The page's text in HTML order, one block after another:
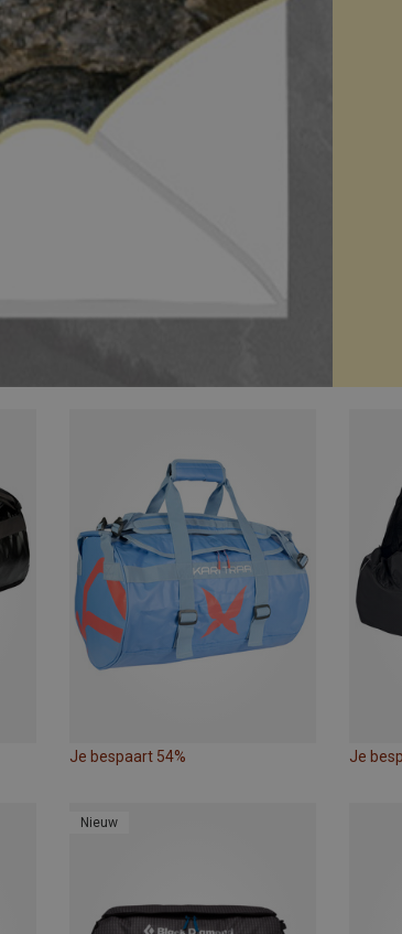
Je bespaart 54% Je
Nieuw